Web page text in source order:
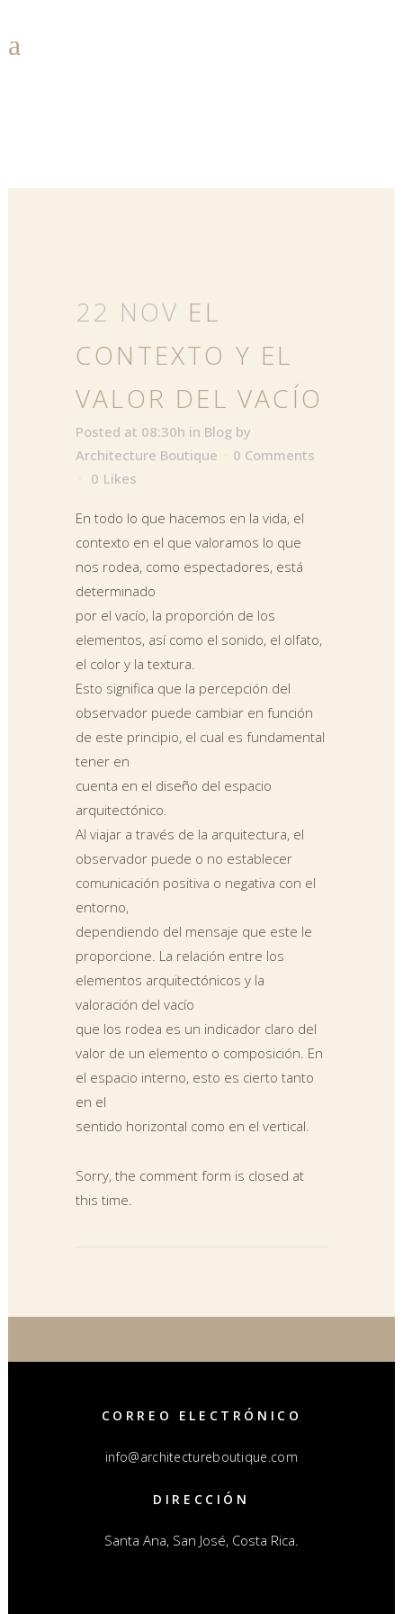
22 NOV EL
CONTEXTO Y EL
VALOR DEL VACÍO
Posted at 08:30h in Blog by
Architecture Boutique
0 Comments
0 Likes
En todo lo que hacemos en la vida, el
contexto en el que valoramos lo que
nos rodea, como espectadores, está
determinado
por el vacío, la proporción de los
elementos, así como el sonido, el olfato,
el color y la textura.
Esto significa que la percepción del
observador puede cambiar en función
de este principio, el cual es fundamental
tener en
cuenta en el diseño del espacio
arquitectónico.
Al viajar a través de la arquitectura, el
observador puede o no establecer
comunicación positiva o negativa con el
entorno,
dependiendo del mensaje que este le
proporcione. La relación entre los
elementos arquitectónicos y la
valoración del vacío
que los rodea es un indicador claro del
valor de un elemento o composición. En
el espacio interno, esto es cierto tanto
en el
sentido horizontal como en el vertical.
Sorry, the comment form is closed at
this time.
CORREO ELECTRÓNICO
info@architectureboutique.com
DIRECCIÓN
Santa Ana, San José, Costa Rica.